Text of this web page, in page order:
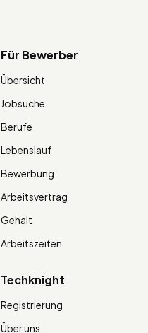
Für Bewerber
Übersicht
Jobsuche
Berufe
Lebenslauf
Bewerbung
Arbeitsvertrag
Gehalt
Arbeitszeiten
Techknight
Registrierung
Über uns